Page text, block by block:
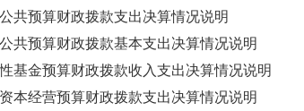
共预算财政拨款支出决算情况说明
共预算财政拨款基本支出决算情况说明
基金预算财政拨款收入支出决算情况说明
本经营预算财政拨款支出决算情况说明